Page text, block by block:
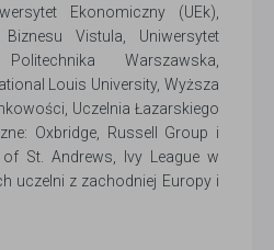
Ekonomiczny (UEk),
Vistula, Uniwersytet
Warszawska,
Louis University, Wyższa
Uczelnia Łazarskiego
Oxbridge, Russell Group i
St. Andrews, Ivy League w
uczelni z zachodniej Europy i